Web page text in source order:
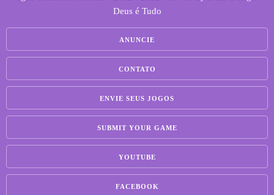
Deus é Tudo
ANUNCIE
CONTATO
ENVIE SEUS JOGOS
SUBMIT YOUR GAME
YOUTUBE
FACEBOOK